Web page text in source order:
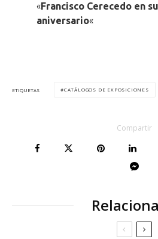
«Francisco Cerecedo en
aniversario«
ETIQUETAS CATÁLOGOS DE EXPOSICIONES
Compartir